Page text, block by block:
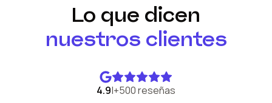
Lo que dicen
nuestros clientes
4.9|+500 reseñas